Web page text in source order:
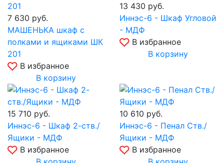
7 630 руб.
МАШЕНЬКА шкаф с
полками и ящиками ШК
201
В избранное
В корзину
13 430 руб.
Иннэс-6 - Шкаф Угловой
- МДФ
В избранное
В корзину
15 710 руб.
Иннэс-6 - Шкаф 2-ств./
Ящики - МДФ
В избранное
10 610 руб.
Иннэс-6 - Пенал Ств./
Ящики - МДФ
В избранное